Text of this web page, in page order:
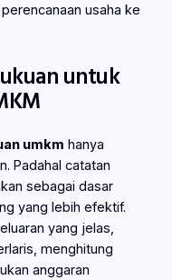
usaha ke
untuk
umkm hanya
Padahal catatan
sebagai dasar
yang lebih efektif.
yang jelas,
menghitung
anggaran